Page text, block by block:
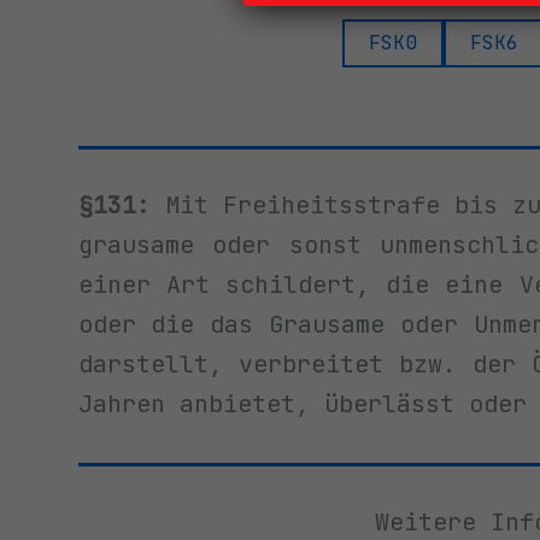
FSK0 FSK6
§131:
Mit Freiheitsstrafe bis
grausame oder sonst
einer Art schildert, die eine
oder die das Grausame oder
darstellt, verbreitet bzw. der
Jahren anbietet, überlässt oder
Weitere